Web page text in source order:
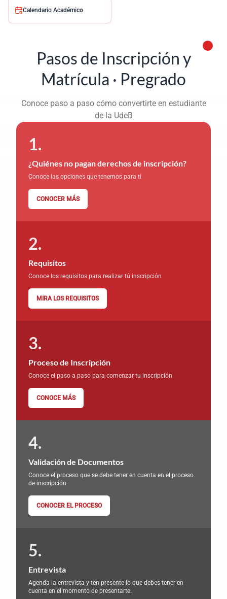
Calendario Académico
Pasos de Inscripción y
Matrícula · Pregrado
Conoce paso a paso cómo convertirte en estudiante
de la UdeB
¿Quiénes no pagan derechos de inscripción?
Conoce las opciones que tenemos para ti
CONOCER MÁS
Requisitos
Conoce los requisitos para realizar tú inscripción
MIRA LOS REQUISITOS
Proceso de Inscripción
Conoce el paso a paso para comenzar tu inscripción
CONOCE MÁS
Validación de Documentos
Conoce el proceso que se debe tener en cuenta en el proceso
de inscripción
CONOCER EL PROCESO
Entrevista
Agenda la entrevista y ten presente lo que debes tener en
cuenta en el momento de presentarte.